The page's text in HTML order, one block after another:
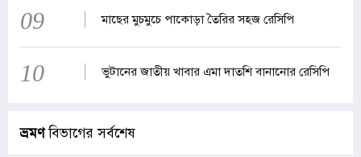
09 মাছের মুচমুচে পাকোড়া তৈরির সহজ রেসিপি
10 ভুটানের জাতীয় খাবার এমা দাতশি বানানোর রেসিপি
ভ্রমণবিভাগের সর্বশেষ